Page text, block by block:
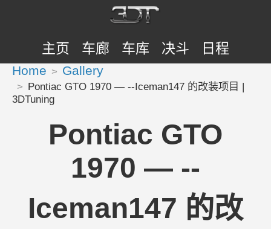
主页 车廊 车库 决斗 日程
Home Gallery
Pontiac GTO 1970 — --Iceman147 的改装项目 |
3DTuning
Pontiac GTO
1970 — --
Iceman147 的改